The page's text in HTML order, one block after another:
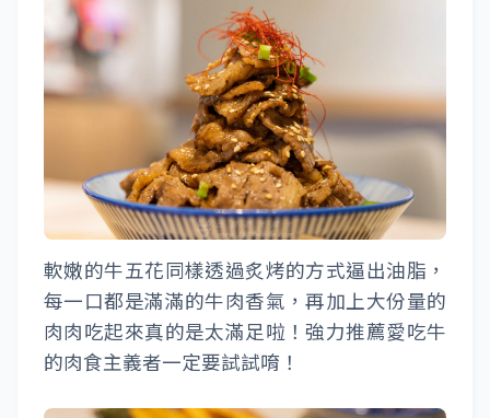
軟嫩的牛五花同樣透過炙烤的方式逼出油脂，
每一口都是滿滿的牛肉香氣，再加上大份量的
肉肉吃起來真的是太滿足啦！強力推薦愛吃牛
的肉食主義者一定要試試唷！